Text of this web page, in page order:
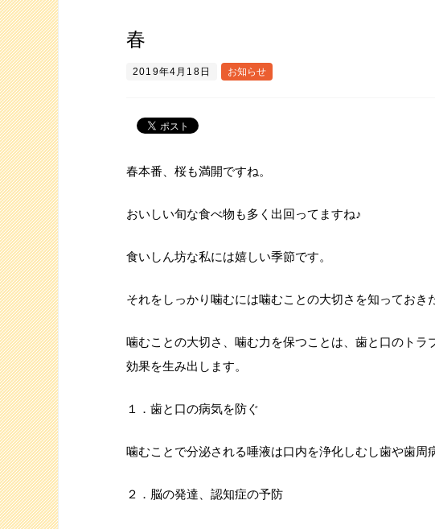
春
2019年4月18日 お知らせ
春本番、桜も満開ですね。
おいしい旬な食べ物も多く出回ってますね♪
食いしん坊な私には嬉しい季節です。
それをしっかり噛むには噛むことの大切さを知っておき
噛むことの大切さ、噛む力を保つことは、歯と口のト
効果を生み出します。
１．歯と口の病気を防ぐ
噛むことで分泌される唾液は口内を浄化しむし歯や歯周
２．脳の発達、認知症の予防